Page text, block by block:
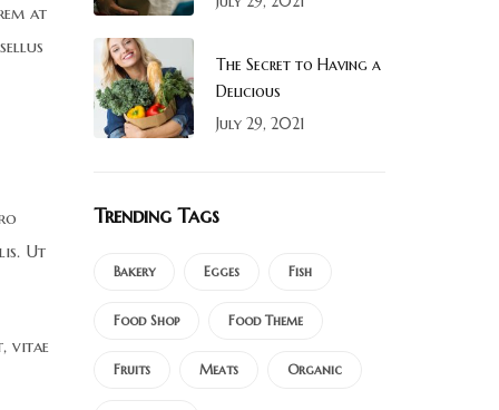
at
Ut
vitae
The Secret to Having a
Delicious
July 29, 2021
Trending Tags
Bakery Egges Fish
Food Shop Food Theme
Fruits Meats Organic